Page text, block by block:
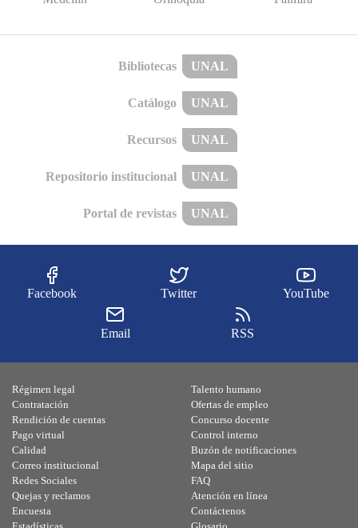
Bibliotecas UNAL
Catálogo UNAL
Recursos UNAL
Repositorio institucional UNAL
Portal de revistas UNAL
Facebook Twitter YouTube
Email RSS
Régimen legal
Contratación
Rendición de cuentas
Pago virtual
Calidad
Talento humano
Ofertas de empleo
Concurso docente
Control interno
Buzón de notificaciones
Correo institucional
Redes Sociales
Quejas y reclamos
Encuesta
Mapa del sitio
FAQ
Atención en línea
Contáctenos